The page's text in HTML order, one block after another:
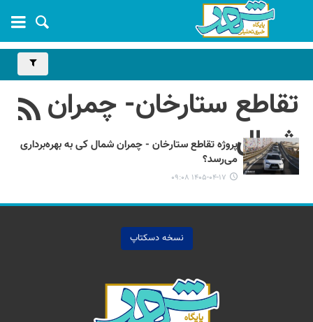
تقاطع ستارخان- چمران
شمالپروژه تقاطع ستارخان - چمران شمال کی به بهره‌برداری
می‌رسد؟
۱۴۰۵-۰۴-۱۷ ۰۹:۰۸
نسخه دسکتاپ